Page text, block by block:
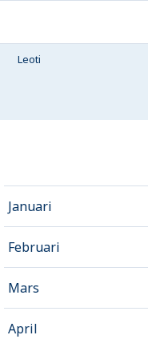
Leoti
Januari
Februari
Mars
April